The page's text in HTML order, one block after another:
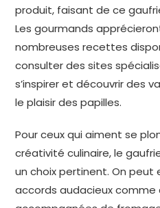
produit, faisant de ce
Les gourmands
nombreuses recettes
consulter des sites
s’inspirer et découvrir des
le plaisir des papilles.
Pour ceux qui aiment se
créativité culinaire, le
un choix pertinent. On peut
accords audacieux comme